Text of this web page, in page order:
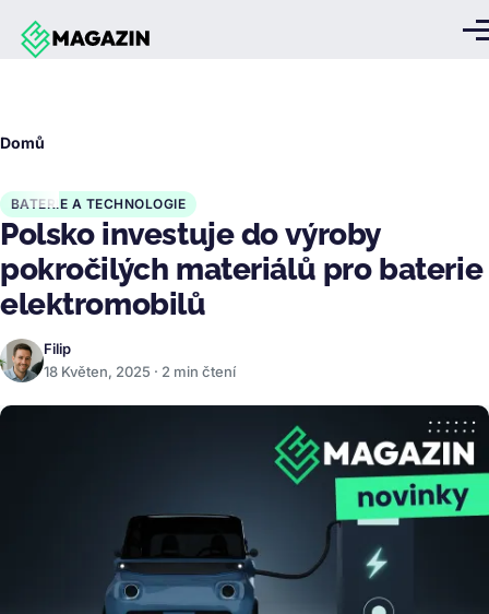
Přejít k hlavnímu obsahu
Domů
BATERIE A TECHNOLOGIE
Polsko investuje do výroby
pokročilých materiálů pro baterie
elektromobilů
Filip
18 Květen, 2025 · 2 min čtení